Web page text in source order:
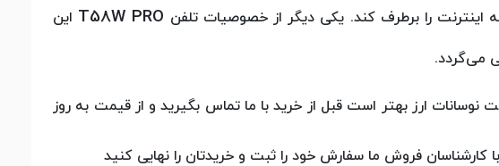
اینترنت را برطرف کند. یکی دیگر از خصوصیات تلفن T58W PRO این
می‌گردد.
ارز بهتر است قبل از خرید با ما تماس بگیرید و از قیمت به روز
فروش ما سفارش خود را ثبت و خریدتان را نهایی کنید